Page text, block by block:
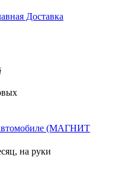
Доставка
(МАГНИТ
на руки